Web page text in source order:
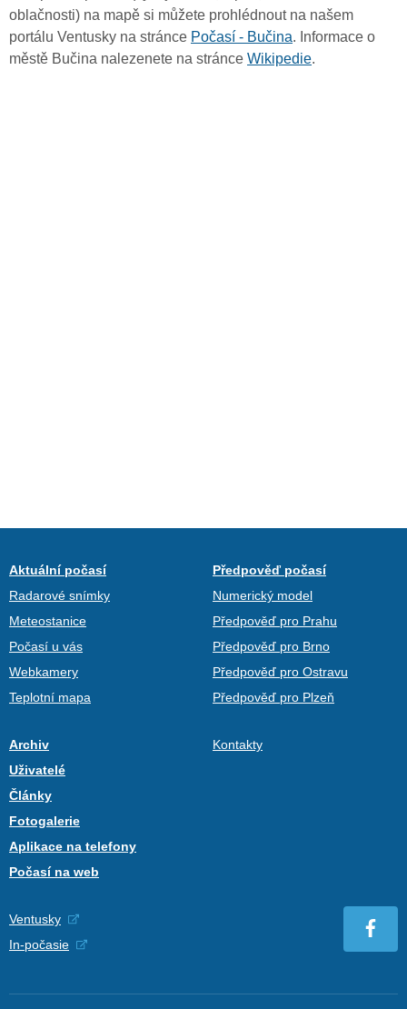
oblačnosti) na mapě si můžete prohlédnout na našem
portálu Ventusky na stránce Počasí - Bučina. Informace o
městě Bučina nalezenete na stránce Wikipedie.
Aktuální počasí
Radarové snímky
Meteostanice
Počasí u vás
Webkamery
Teplotní mapa
Předpověď počasí
Numerický model
Předpověď pro Prahu
Předpověď pro Brno
Předpověď pro Ostravu
Předpověď pro Plzeň
Archiv
Uživatelé
Články
Fotogalerie
Aplikace na telefony
Počasí na web
Kontakty
Ventusky
In-počasie